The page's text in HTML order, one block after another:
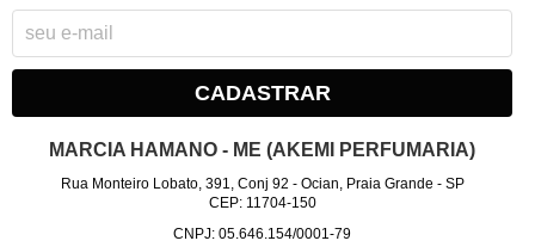
CADASTRAR
MARCIA HAMANO - ME (AKEMI PERFUMARIA)
Rua Monteiro Lobato, 391, Conj 92 - Ocian, Praia Grande - SP
CEP: 11704-150
CNPJ: 05.646.154/0001-79